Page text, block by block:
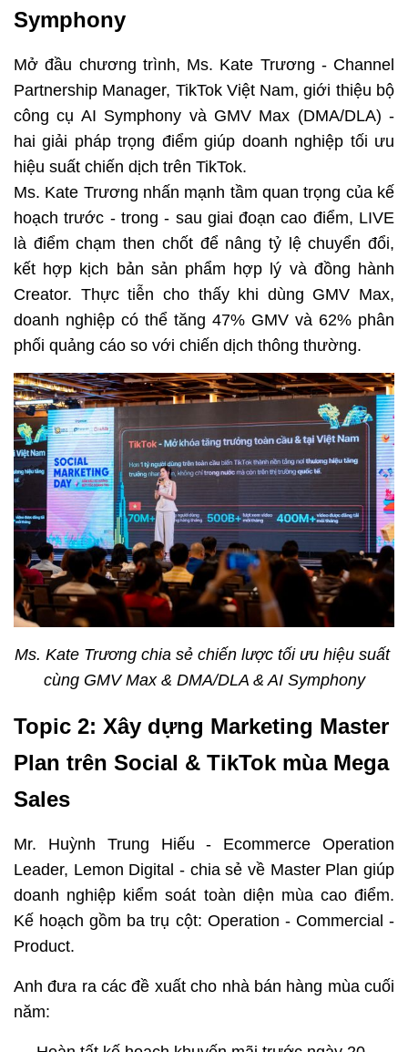
Symphony
Mở đầu chương trình, Ms. Kate Trương - Channel
Partnership Manager, TikTok Việt Nam, giới thiệu bộ
công cụ AI Symphony và GMV Max (DMA/DLA) -
hai giải pháp trọng điểm giúp doanh nghiệp tối ưu
hiệu suất chiến dịch trên TikTok.
Ms. Kate Trương nhấn mạnh tầm quan trọng của kế
hoạch trước - trong - sau giai đoạn cao điểm, LIVE
là điểm chạm then chốt để nâng tỷ lệ chuyển đổi,
kết hợp kịch bản sản phẩm hợp lý và đồng hành
Creator. Thực tiễn cho thấy khi dùng GMV Max,
doanh nghiệp có thể tăng 47% GMV và 62% phân
phối quảng cáo so với chiến dịch thông thường.
Ms. Kate Trương chia sẻ chiến lược tối ưu hiệu suất
cùng GMV Max & DMA/DLA & AI Symphony
Topic 2: Xây dựng Marketing Master
Plan trên Social & TikTok mùa Mega
Sales
Mr. Huỳnh Trung Hiếu - Ecommerce Operation
Leader, Lemon Digital - chia sẻ về Master Plan giúp
doanh nghiệp kiểm soát toàn diện mùa cao điểm.
Kế hoạch gồm ba trụ cột: Operation - Commercial -
Product.
Anh đưa ra các đề xuất cho nhà bán hàng mùa cuối
năm: